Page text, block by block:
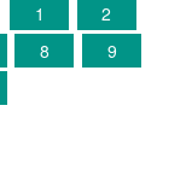
1
2
8
9